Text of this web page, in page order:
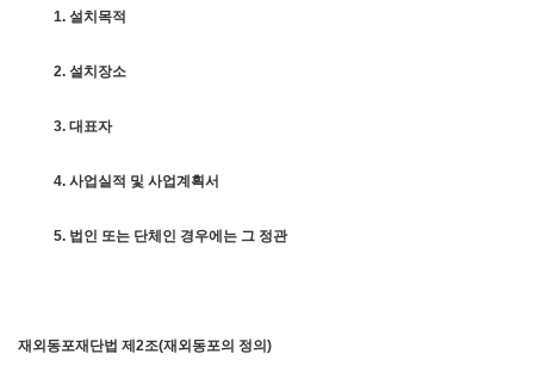
1. 설치목적
2. 설치장소
3. 대표자
4. 사업실적 및 사업계획서
5. 법인 또는 단체인 경우에는 그 정관
재외동포재단법 제 2조(재외동포의 정의 )